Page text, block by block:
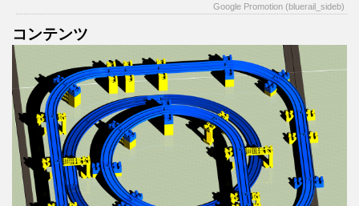
Google Promotion (bluerail_sideb)
コンテンツ